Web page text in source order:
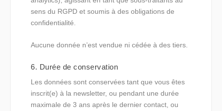
sens du RGPD et soumis à des obligations de
confidentialité.
Aucune donnée n’est vendue ni cédée à des tiers.
6. Durée de conservation
Les données sont conservées tant que vous êtes
inscrit(e) à la newsletter, ou pendant une durée
maximale de 3 ans après le dernier contact, ou